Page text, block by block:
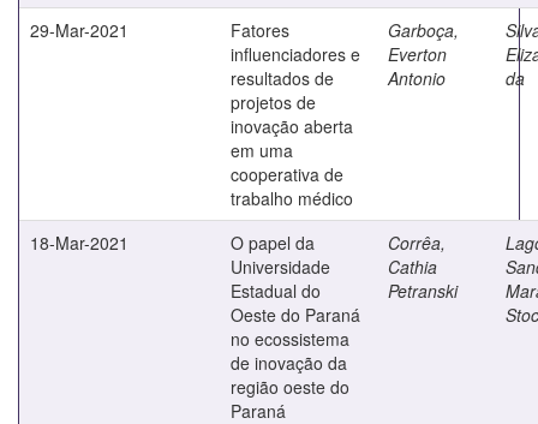
29-Mar-2021
Fatores
influenciadores e
resultados de
projetos de
inovação aberta
em uma
cooperativa de
trabalho médico
Garboça,
Everton
Antonio
da
18-Mar-2021
O papel da
Universidade
Estadual do
Oeste do Paraná
no ecossistema
de inovação da
região oeste do
Paraná
Corrêa,
Cathia
Petranski